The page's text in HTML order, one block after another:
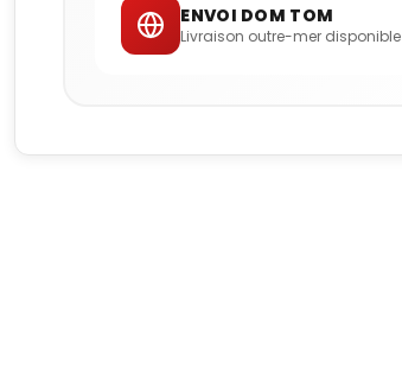
ENVOI DOM TOM
Livraison outre-mer disponible